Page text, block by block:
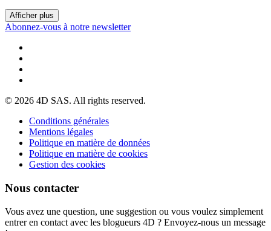
Afficher plus
Abonnez-vous à notre newsletter
© 2026 4D SAS. All rights reserved.
Conditions générales
Mentions légales
Politique en matière de données
Politique en matière de cookies
Gestion des cookies
Nous contacter
Vous avez une question, une suggestion ou vous voulez simplement
entrer en contact avec les blogueurs 4D ? Envoyez-nous un message